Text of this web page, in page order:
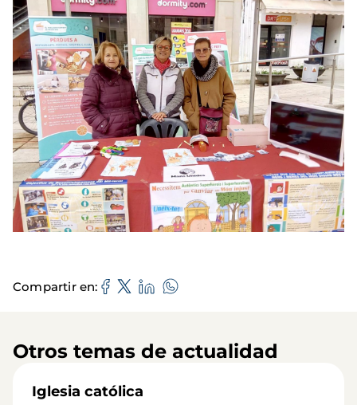
Compartir en
Otros temas de actualidad
Iglesia católica